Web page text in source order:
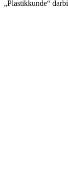
„Plastikkunde“